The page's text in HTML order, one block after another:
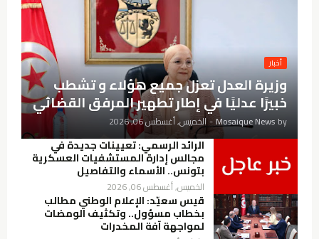
أخبار
وزيرة العدل تعزل جميع هؤلاء و تشطب
خبيرًا عدليًا في إطار تطهير المرفق القضائي
by
Mosaique News
- الخميس, أغسطس 06, 2026
الرائد الرسمي: تعيينات جديدة في
مجالس إدارة المستشفيات العسكرية
بتونس.. الأسماء والتفاصيل
الخميس, أغسطس 06, 2026
قيس سعيّد: الإعلام الوطني مطالب
بخطاب مسؤول.. وتكثيف الومضات
لمواجهة آفة المخدرات